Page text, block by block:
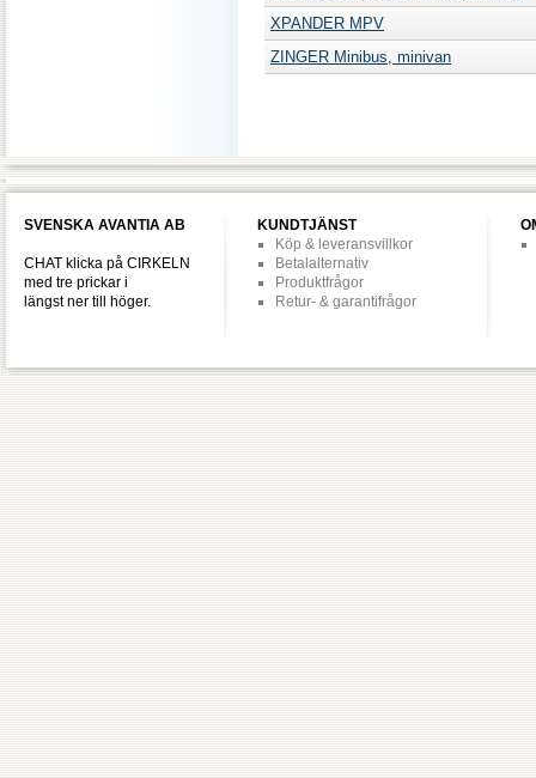
XPANDER MPV
ZINGER Minibus, minivan
SVENSKA AVANTIA AB
CHAT klicka på CIRKELN
med tre prickar i
längst ner till höger.
KUNDTJÄNST
Köp & leveransvillkor
Betalalternativ
Produktfrågor
Retur- & garantifrågor